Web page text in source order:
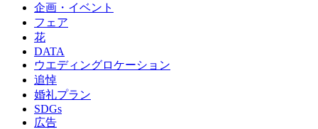
企画・イベント
フェア
花
DATA
ウエディングロケーション
追悼
婚礼プラン
SDGs
広告